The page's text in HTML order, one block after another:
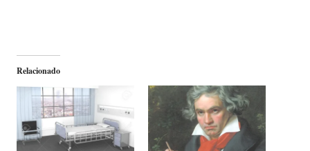
Relacionado